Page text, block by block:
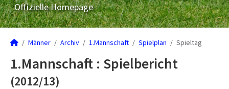
Offizielle Homepage
Männer Archiv 1.Mannschaft Spielplan Spieltag
1.Mannschaft : Spielbericht
(2012/13)